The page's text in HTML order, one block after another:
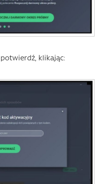
klikając: